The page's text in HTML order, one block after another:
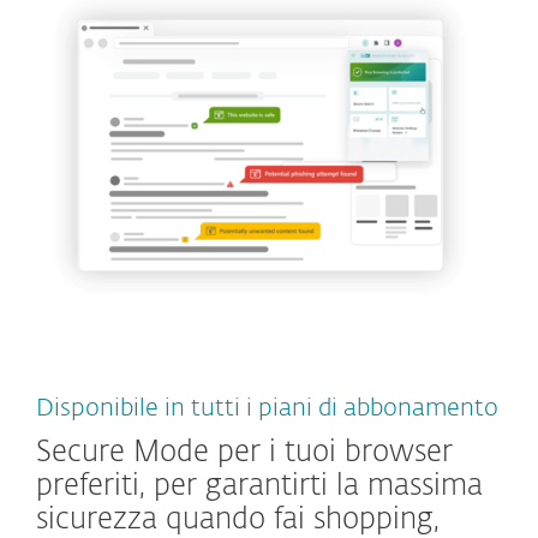
Disponibile in tutti i piani di abbonamento
Secure Mode per i tuoi browser
preferiti, per garantirti la massima
sicurezza quando fai shopping,